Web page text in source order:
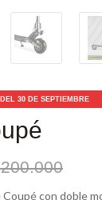
30 DE SEPTIEMBRE
con doble